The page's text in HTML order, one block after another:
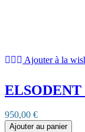
Ajouter à la
950,00 €
Ajouter au panier